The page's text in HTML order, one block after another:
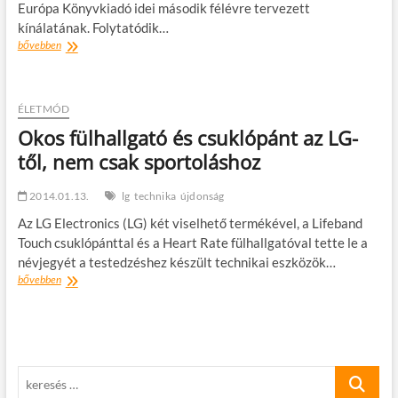
Európa Könyvkiadó idei második félévre tervezett
kínálatának. Folytatódik…
bővebbenAz
kötetei
második
félévében
ÉLETMÓD
Okos fülhallgató és csuklópánt az LG-
től, nem csak sportoláshoz
2014.01.13. lg technika újdonság
Az LG Electronics (LG) két viselhető termékével, a Lifeband
Touch csuklópánttal és a Heart Rate fülhallgatóval tette le a
névjegyét a testedzéshez készült technikai eszközök…
bővebbenOkos
nem
keresés